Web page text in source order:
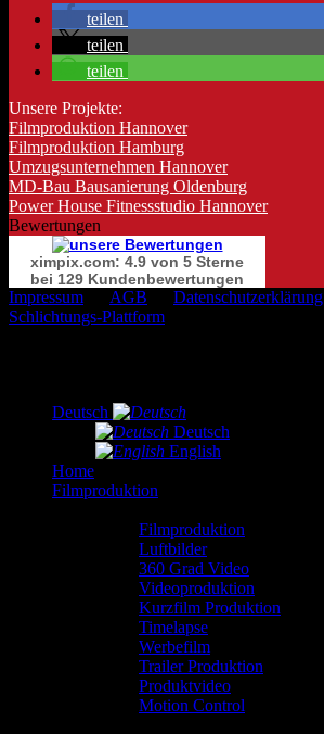
teilen
teilen
teilen
Unsere Projekte:
Filmproduktion Hannover
Filmproduktion Hamburg
Umzugsunternehmen Hannover
MD-Bau Bausanierung Oldenburg
Power House Fitnessstudio Hannover
Bewertungen
ximpix.com: 4.9 von 5 Sterne
bei 129 Kundenbewertungen
Impressum AGB Datenschutzerklärung
Schlichtungs-Plattform
Deutsch
Deutsch
English
Home
Filmproduktion
Filmproduktion
Luftbilder
360 Grad Video
Videoproduktion
Kurzfilm Produktion
Timelapse
Werbefilm
Trailer Produktion
Produktvideo
Motion Control